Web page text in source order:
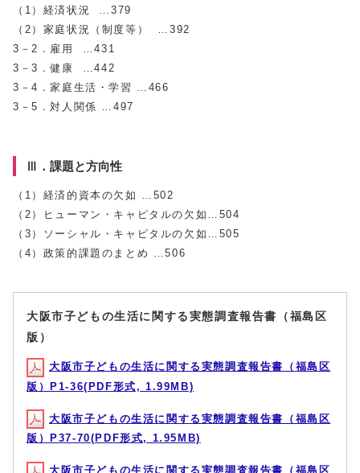
（1）経済状況 …379
（2）家庭状況（制度等） …392
3－2．雇用 …431
3－3．健康 …442
3－4．家庭生活・学習 …466
3－5．対人関係 …497
Ⅲ．課題と方向性
（1）経済的資本の欠如 …502
（2）ヒューマン・キャピタルの欠如…504
（3）ソーシャル・キャピタルの欠如…505
（4）政策的課題のまとめ …506
大阪市子どもの生活に関する実態調査報告書（福島区
版）
大阪市子どもの生活に関する実態調査報告書（福島区
版）P1-36(PDF形式, 1.99MB)
大阪市子どもの生活に関する実態調査報告書（福島区
版）P37-70(PDF形式, 1.95MB)
大阪市子どもの生活に関する実態調査報告書（福島区